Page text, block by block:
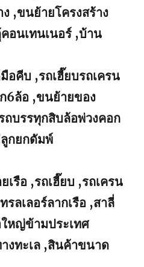
,ขนย้ายโครงสร้าง
อนเทนเนอร์ ,บ้าน
อคีบ ,รถเฮี๊ยบรถเครน
6ล้อ ,ขนย้ายของ
บรรทุกสิบล้อพ่วงคอก
กยกดัมพ์
เรือ ,รถเฮี๊ยบ ,รถเครน
รลเลอร์ลากเรือ ,สาลี่
ใหญ่ข้ามประเทศ
งทะเล ,สินค้าขนาด